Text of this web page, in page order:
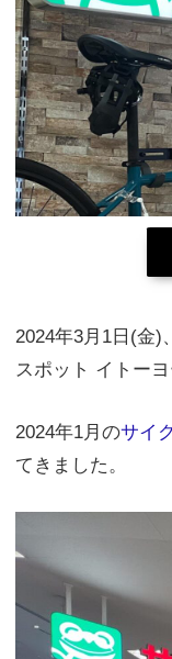
2024年3月1日(金)
スポット イトー
2024年1月のサイ
てきました。